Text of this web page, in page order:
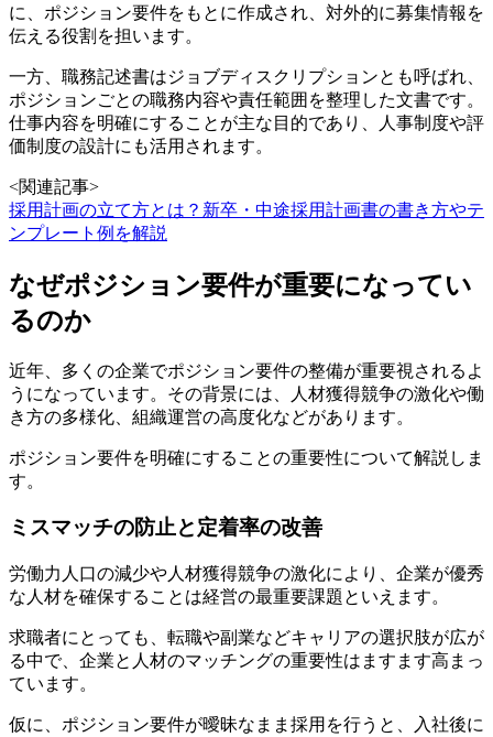
に、ポジション要件をもとに作成され、対外的に募集情報を
伝える役割を担います。
一方、職務記述書はジョブディスクリプションとも呼ばれ、
ポジションごとの職務内容や責任範囲を整理した文書です。
仕事内容を明確にすることが主な目的であり、人事制度や評
価制度の設計にも活用されます。
<関連記事>
採用計画の立て方とは？新卒・中途採用計画書の書き方やテ
ンプレート例を解説
なぜポジション要件が重要になってい
るのか
近年、多くの企業でポジション要件の整備が重要視されるよ
うになっています。その背景には、人材獲得競争の激化や働
き方の多様化、組織運営の高度化などがあります。
ポジション要件を明確にすることの重要性について解説しま
す。
ミスマッチの防止と定着率の改善
労働力人口の減少や人材獲得競争の激化により、企業が優秀
な人材を確保することは経営の最重要課題といえます。
求職者にとっても、転職や副業などキャリアの選択肢が広が
る中で、企業と人材のマッチングの重要性はますます高まっ
ています。
仮に、ポジション要件が曖昧なまま採用を行うと、入社後に